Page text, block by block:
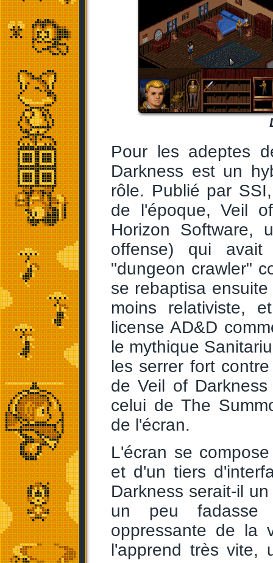
Pour les adeptes
Darkness est un
rôle. Publié par
de l'époque, Veil
Horizon Software,
offense) qui
"dungeon crawler"
se rebaptisa
moins relativiste,
license AD&D
le mythique
les serrer fort
de Veil of
celui de The
de l'écran.
L'écran se
et d'un tiers
Darkness serait-il
un peu fadasse
oppressante de la
l'apprend très vite,